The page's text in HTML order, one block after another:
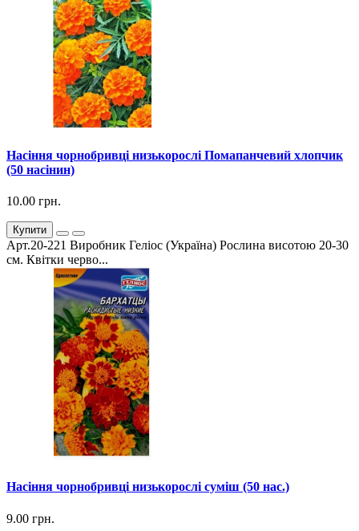
Насіння чорнобривці низькорослі Помапанчевий хлопчик
(50 насінин)
10.00 грн.
Купити
Арт.20-221 Виробник Геліос (Україна) Рослина висотою 20-30
см. Квітки черво...
Насіння чорнобривці низькорослі суміш (50 нас.)
9.00 грн.